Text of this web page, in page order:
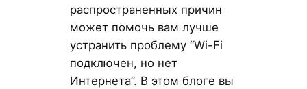
распространенных причин
может помочь вам лучше
устранить проблему “Wi-Fi
подключен, но нет
Интернета”. В этом блоге вы